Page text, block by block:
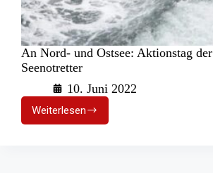
An Nord- und Ostsee: Aktionstag der
Seenotretter
10. Juni 2022
Weiterlesen
An
Nord-